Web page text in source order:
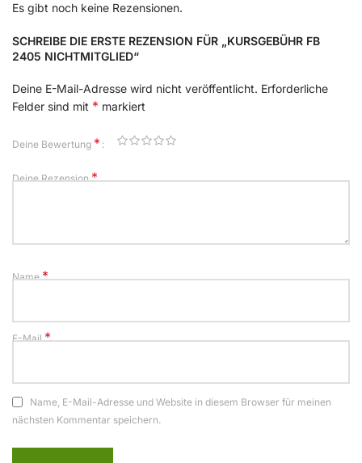
Es gibt noch keine Rezensionen.
SCHREIBE DIE ERSTE REZENSION FÜR „KURSGEBÜHR FB
2405 NICHTMITGLIED“
Deine E-Mail-Adresse wird nicht veröffentlicht. Erforderliche
Felder sind mit * markiert
Deine Bewertung *
Deine Rezension*
Name*
E-Mail*
Name, E-Mail-Adresse und Website in diesem Browser für meinen
nächsten Kommentar speichern.